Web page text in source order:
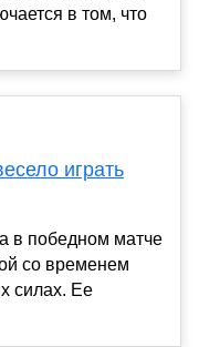
в том, что
играть
в победном матче
со временем
силах. Ее